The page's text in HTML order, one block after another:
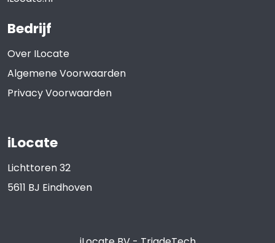
Bedrijf
Over ILocate
Algemene Voorwaarden
Privacy Voorwaarden
iLocate
Lichttoren 32
5611 BJ Eindhoven